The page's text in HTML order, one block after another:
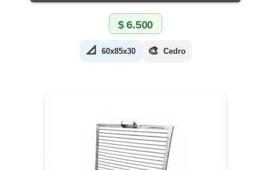
$6.500
📐 60x85x30 🎨 Cedro